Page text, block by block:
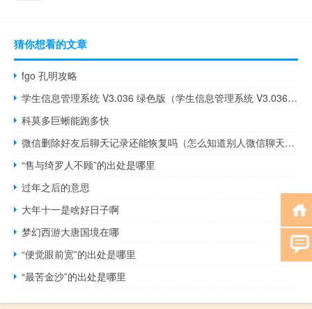
猜你想看的文章
fgo 孔明攻略
学生信息管理系统 V3.036 绿色版（学生信息管理系统 V3.036 绿色版功能简介）
科莫多巨蜥能跑多快
微信删除好友后聊天记录还能恢复吗（怎么知道别人微信聊天记录）
“售与绮罗人不顾”的出处是哪里
过年之后的意思
大年十一是啥好日子啊
梦幻西游大唐国境在哪
“便觉眼前宽”的出处是哪里
“最苦金沙”的出处是哪里